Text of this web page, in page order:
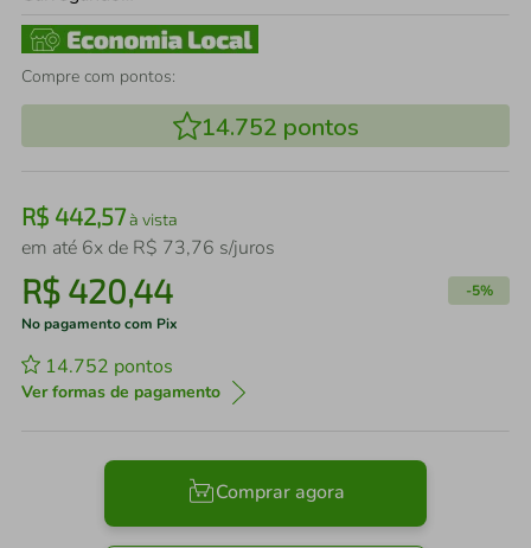
Compre com pontos:
14.752 pontos
R$ 442,57à vista
em até 6x de R$ 73,76 s/juros
R$ 420,44 -5%
No pagamento com Pix
14.752 pontos
Ver formas de pagamento
Comprar agora